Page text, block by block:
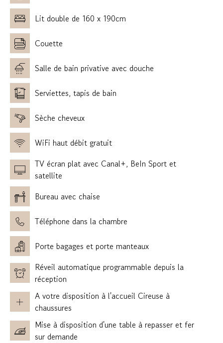
Lit double de 160 x 190cm
Couette
Salle de bain privative avec douche
Serviettes, tapis de bain
Sèche cheveux
WiFi haut débit gratuit
TV écran plat avec Canal+, BeIn Sport et
satellite
Bureau avec chaise
Téléphone dans la chambre
Porte bagages et porte manteaux
Réveil automatique programmable depuis la
réception
A votre disposition à l'accueil Cireuse à
chaussures
Mise à disposition d'une table à repasser et fer
sur demande